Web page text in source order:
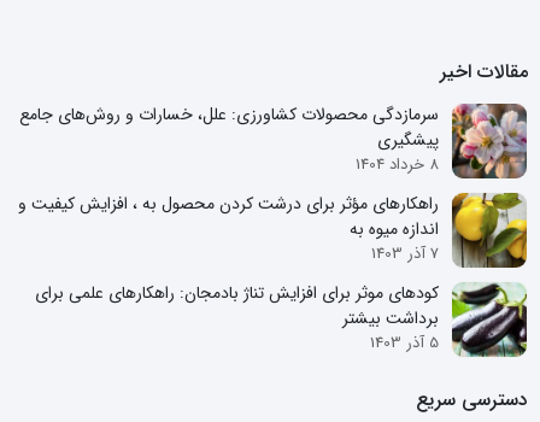
مقالات اخیر
سرمازدگی محصولات کشاورزی: علل، خسارات و روش‌های جامع
پیشگیری
8 خرداد 1404
راهکارهای مؤثر برای درشت کردن محصول به ، افزایش کیفیت و
اندازه میوه به
7 آذر 1403
کودهای موثر برای افزایش تناژ بادمجان: راهکارهای علمی برای
برداشت بیشتر
5 آذر 1403
دسترسی سریع